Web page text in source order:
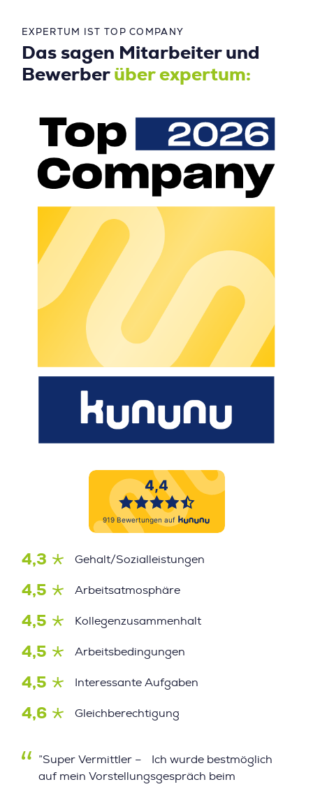
EXPERTUM IST TOP COMPANY
Das sagen Mitarbeiter und
Bewerber über expertum:
4,3 Gehalt/Sozialleistungen
4,5 Arbeitsatmosphäre
4,5 Kollegenzusammenhalt
4,5 Arbeitsbedingungen
4,5 Interessante Aufgaben
4,6 Gleichberechtigung
”Super Vermittler – Ich wurde bestmöglich
auf mein Vorstellungsgespräch beim